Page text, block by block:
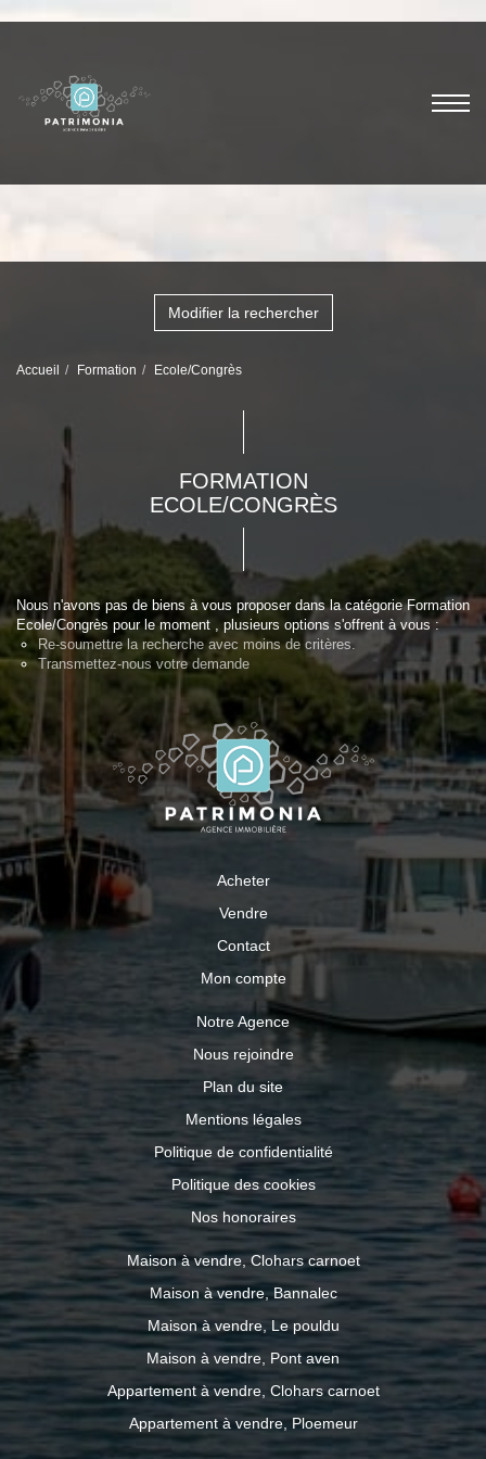
Modifier la rechercher
Accueil Formation Ecole/Congrès
FORMATION
ECOLE/CONGRÈS
Nous n'avons pas de biens à vous proposer dans la catégorie Formation
Ecole/Congrès pour le moment , plusieurs options s'offrent à vous :
Re-soumettre la recherche avec moins de critères.
Transmettez-nous votre demande
Acheter
Vendre
Contact
Mon compte
Notre Agence
Nous rejoindre
Plan du site
Mentions légales
Politique de confidentialité
Politique des cookies
Nos honoraires
Maison à vendre, Clohars carnoet
Maison à vendre, Bannalec
Maison à vendre, Le pouldu
Maison à vendre, Pont aven
Appartement à vendre, Clohars carnoet
Appartement à vendre, Ploemeur